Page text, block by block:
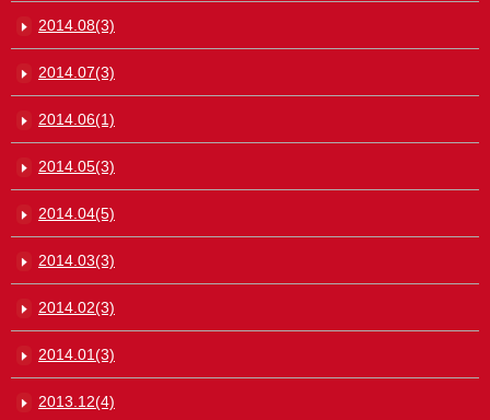
2014.08(3)
2014.07(3)
2014.06(1)
2014.05(3)
2014.04(5)
2014.03(3)
2014.02(3)
2014.01(3)
2013.12(4)